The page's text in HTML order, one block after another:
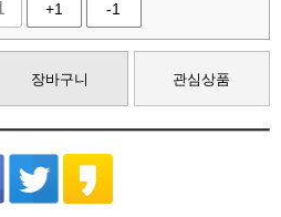
+1 -1
장바구니 관심상품